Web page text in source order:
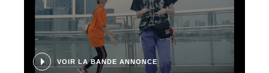
VOIR LA BANDE ANNONCE